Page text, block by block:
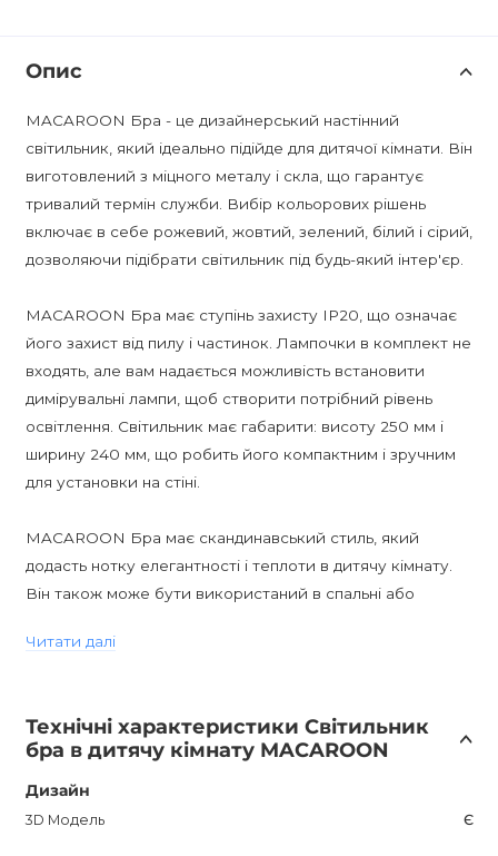
Опис
MACAROON Бра - це дизайнерський настінний
світильник, який ідеально підійде для дитячої кімнати. Він
виготовлений з міцного металу і скла, що гарантує
тривалий термін служби. Вибір кольорових рішень
включає в себе рожевий, жовтий, зелений, білий і сірий,
дозволяючи підібрати світильник під будь-який інтер'єр.
MACAROON Бра має ступінь захисту IP20, що означає
його захист від пилу і частинок. Лампочки в комплект не
входять, але вам надається можливість встановити
димірувальні лампи, щоб створити потрібний рівень
освітлення. Світильник має габарити: висоту 250 мм і
ширину 240 мм, що робить його компактним і зручним
для установки на стіні.
MACAROON Бра має скандинавський стиль, який
додасть нотку елегантності і теплоти в дитячу кімнату.
Він також може бути використаний в спальні або
конструкція і пастельні відтінки надають сучасний і
За допомогою MACAROON Бра ви зможете створити
затишну атмосферу в кімнаті вашої дитини. Цей
світильник не тільки освітить простір, але й стане
стильним елементом декору. Він дійсно заслуговує
Читати далі
Технічні характеристики Світильник
бра в дитячу кімнату MACAROON
Дизайн
3D Модель Є